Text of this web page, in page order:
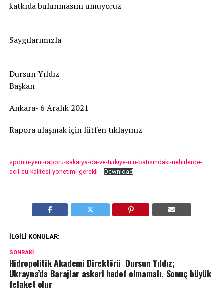
katkıda bulunmasını umuyoruz
Saygılarımızla
Dursun Yıldız
Başkan
Ankara- 6 Aralık 2021
Rapora ulaşmak için lütfen tıklayınız
spdnin-yeni-raporu-sakarya-da-ve-turkiye-nin-batisindaki-nehirlerde-
acil-su-kalitesi-yonetimi-gerekli-
Download
İLGILI KONULAR:
SONRAKI
Hidropolitik Akademi Direktörü Dursun Yıldız;
Ukrayna’da Barajlar askeri hedef olmamalı. Sonuç büyük
felaket olur